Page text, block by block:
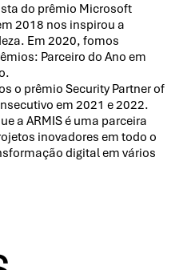
do prêmio Microsoft
2018 nos inspirou a
Em 2020, fomos
Parceiro do Ano em
o prêmio Security Partner of
em 2021 e 2022.
a ARMIS é uma parceira
inovadores em todo o
digital em vários